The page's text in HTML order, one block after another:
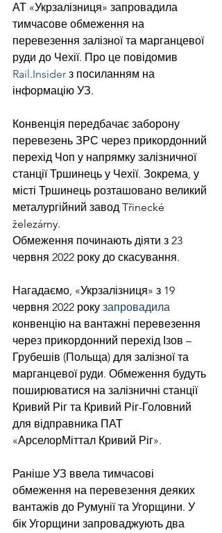
АТ «Укрзалізниця» запровадила
тимчасове обмеження на
перевезення залізної та марганцевої
руди до Чехії. Про це повідомив
Rail.Insider з посиланням на
інформацію УЗ.
Конвенція передбачає заборону
перевезень ЗРС через прикордонний
перехід Чоп у напрямку залізничної
станції Тршинець у Чехії. Зокрема, у
місті Тршинець розташовано великий
металургійний завод Třinecké
železárny.
Обмеження починають діяти з 23
червня 2022 року до скасування.
Нагадаємо, «Укрзалізниця» з 19
червня 2022 року запровадила
конвенцію на вантажні перевезення
через прикордонний перехід Ізов –
Грубешів (Польща) для залізної та
марганцевої руди. Обмеження будуть
поширюватися на залізничні станції
Кривий Ріг та Кривий Ріг-Головний
для відправника ПАТ
«АрселорМіттал Кривий Ріг».
Раніше УЗ ввела тимчасові
обмеження на перевезення деяких
вантажів до Румунії та Угорщини. У
бік Угорщини запроваджують два